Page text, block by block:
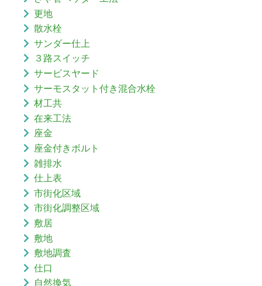
更地
散水栓
サンダー仕上
３路スイッチ
サービスヤード
サーモスタット付き混合水栓
材工共
在来工法
座金
座金付きボルト
雑排水
仕上表
市街化区域
市街化調整区域
敷居
敷地
敷地調査
仕口
自然換気